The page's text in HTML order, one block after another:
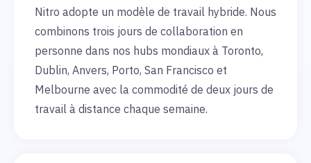
Nitro adopte un modèle de travail hybride. Nous
combinons trois jours de collaboration en
personne dans nos hubs mondiaux à Toronto,
Dublin, Anvers, Porto, San Francisco et
Melbourne avec la commodité de deux jours de
travail à distance chaque semaine.